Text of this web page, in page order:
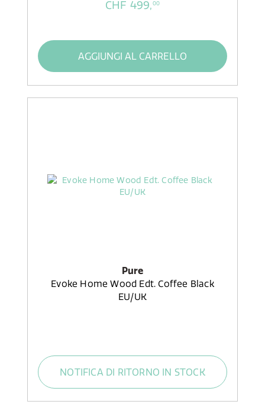
CHF 499,00
AGGIUNGI AL CARRELLO
Pure
Evoke Home Wood Edt. Coffee Black
EU/UK
NOTIFICA DI RITORNO IN STOCK